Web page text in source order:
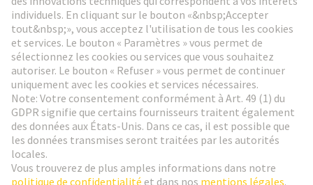
Aller à l'inscription
Social Media
France Français